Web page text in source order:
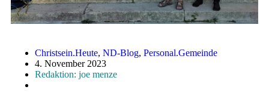
Christsein.Heute, ND-Blog, Personal.Gemeinde
4. November 2023
Redaktion: joe menze